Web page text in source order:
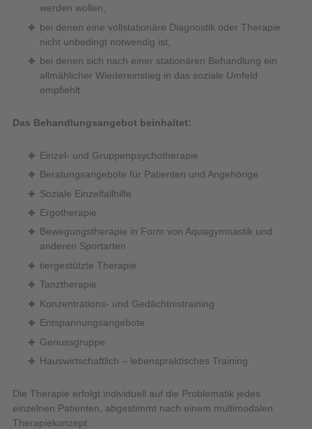
werden wollen,
bei denen eine vollstationäre Diagnostik oder Therapie
nicht unbedingt notwendig ist,
bei denen sich nach einer stationären Behandlung ein
allmählicher Wiedereinstieg in das soziale Umfeld
empfiehlt.
Das Behandlungsangebot beinhaltet:
Einzel- und Gruppenpsychotherapie
Beratungsangebote für Patienten und Angehörige
Soziale Einzelfallhilfe
Ergotherapie
Bewegungstherapie in Form von Aquagymnastik und
anderen Sportarten
tiergestützte Therapie
Tanztherapie
Konzentrations- und Gedächtnistraining
Entspannungsangebote
Genussgruppe
Hauswirtschaftlich – lebenspraktisches Training
Die Therapie erfolgt individuell auf die Problematik jedes
einzelnen Patienten, abgestimmt nach einem multimodalen
Therapiekonzept.